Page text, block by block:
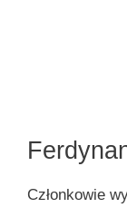
Członkowie